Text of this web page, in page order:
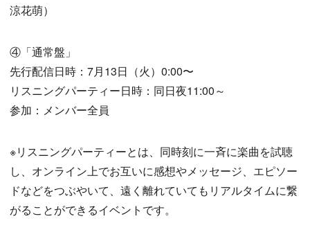
涼花萌）
④「通常盤」
先行配信日時：7月13日（火）0:00〜
リスニングパーティー日時：同日夜11:00～
参加：メンバー全員
※リスニングパーティーとは、同時刻に一斉に楽曲を試聴
し、オンライン上でお互いに感想やメッセージ、エピソー
ドなどをつぶやいて、遠く離れていてもリアルタイムに繋
がることができるイベントです。